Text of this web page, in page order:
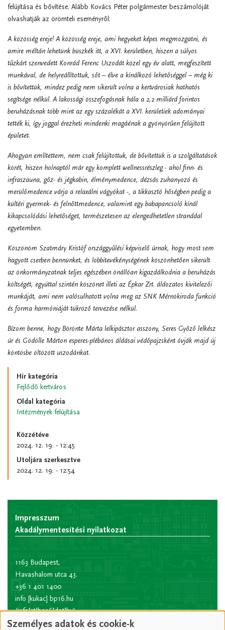
felújítása és bővítése. Alább Kovács Péter polgármester beszámolóját
olvashatják az örömteli eseményről:
A közösség ereje! A közösség ereje, ami hegyeket képes megmozgatni, és
amire méltán lehetünk büszkék itt, a XVI. kerületben, hiszen a súlyos
tűzkárt szenvedett Konrád Ferenc Uszodát közel egy év alatt, megfeszített
munkával, de helyreállítottuk, sőt – élve a kínálkozó lehetőséggel – még ki
is bővítettük, mindez pedig nem sikerült volna a kertvárosiak hathatós
segítsége nélkül. A lakossági összefogásnak hála a 2,2 milliárd forintos
beruházásnak több mint az egy százalékát a XVI. kerületiek adományai
tették ki, így joggal érezheti mindenki magáénak a gyönyörűen felújított
épületet.
Ahogyan említettem, nem csak felújítottuk, de bővítettük is a szolgáltatások
körét, hiszen holnaptól már egy komplett wellnessrészleg - ahol finn- és
infraszauna, gőz- és jégkabin, élménymedence, dézsás zuhanyozó és
merülőmedence várja a relaxálni vágyókat -, a tikkasztó hőségben pedig a
kültéri gyermek- és felnőttmedence, valamint egy babapancsoló kínál
kikapcsolódási lehetőséget, természetesen az elengedhetetlen stranddal
egyetemben.
Köszönöm Szatmáry Kristóf országgyűlési képviselő úrnak, hogy most sem
hagyott cserben bennünket, és lobbitevékénységének köszönhetően sikerült
az önkormányzatnak teljes egészében önállóan kigazdálkodnia a beruházás
költségét, egyúttal szintén köszönet illeti az Épkar Zrt. áldozatos kivitelezői
munkáját, ami nem valósulhatott volna meg az SNK Mérnökiroda funkció
és forma harmóniáját tükröző tervezése nélkül.
Bízom benne, hogy Börönte Márta lelkipásztor asszony, Seres Győző lelkész
úr és Gödölle Márton esperes-plébános áldásai védőpajzsként óvják majd új
köntösbe öltözött uszodánkat.
Hír kategória
Fejlődő kertváros
Oldal kategória
Intézmények felújítása
Közzétéve
2024. 12. 19. - 12:45
Utoljára szerkesztve
2024. 12. 19. - 12:54
Impresszum
Akadálymentesítési nyilatkozat
1163 Budapest,
Havashalom utca 43.
+36 1 401 1400
info [kukac] bp16.hu
(info[at]bp16[dot]hu)
Hivatali kapu rövid
Személyes adatok és cookie-k